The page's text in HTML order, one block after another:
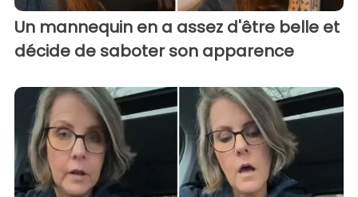
Un mannequin en a assez d'être belle et
décide de saboter son apparence